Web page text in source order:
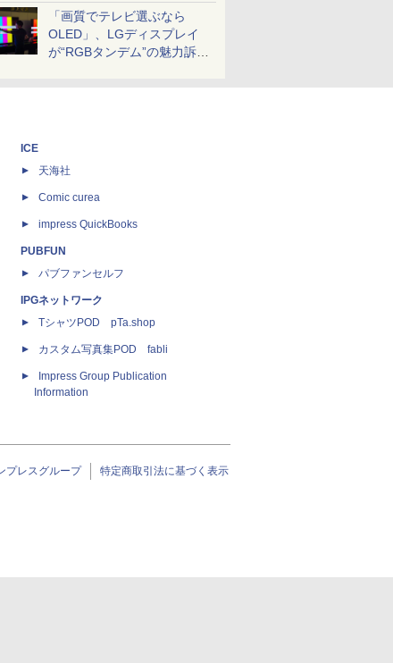
「画質でテレビ選ぶなら
OLED」、LGディスプレイ
が“RGBタンデム”の魅力訴
ICE
天海社
Comic curea
impress QuickBooks
PUBFUN
パブファンセルフ
IPGネットワーク
TシャツPOD pTa.shop
カスタム写真集POD fabli
Impress Group Publication
Information
プレスグループ 特定商取引法に基づく表示